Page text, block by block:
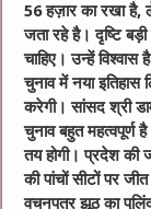
56 हज़ार का रखा है,
जता रहे है। दृष्टि
चाहिए। उन्हें
चुनाव में नया इतिहास
करेगी। सांसद श्री
चुनाव बहुत महत्वपूर्ण
तय होगी। प्रदेश की
की पांचों सीटों पर
वचनपत्र झूठ का